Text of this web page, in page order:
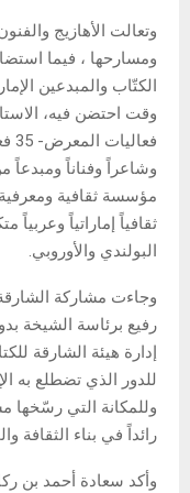
وتعالت الأهازيج
ومسارحها ، فيما
الكتّاب والمبدعين
وقت احتضن فيه،
مؤسسة ثقافية
ثقافياً إماراتياً
البولندي والأوروبي.
وجاءت مشاركة
رفيع برئاسة الشيخة
إدارة هيئة الشارقة
للدور الذي تضطلع به
وللمكانة التي رسّخها
رائداً في بناء الثقافة
وأكد سعادة أحمد بن